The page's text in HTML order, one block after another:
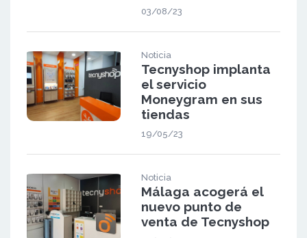
03/08/23
Noticia
Tecnyshop implanta
el servicio
Moneygram en sus
tiendas
19/05/23
Noticia
Málaga acogerá el
nuevo punto de
venta de Tecnyshop